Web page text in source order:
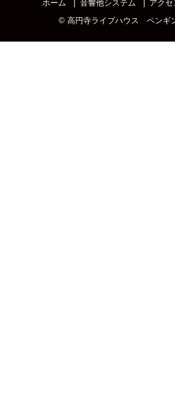
ホーム 音響他システム
アクセ
© 高円寺ライブハウス ペンギ